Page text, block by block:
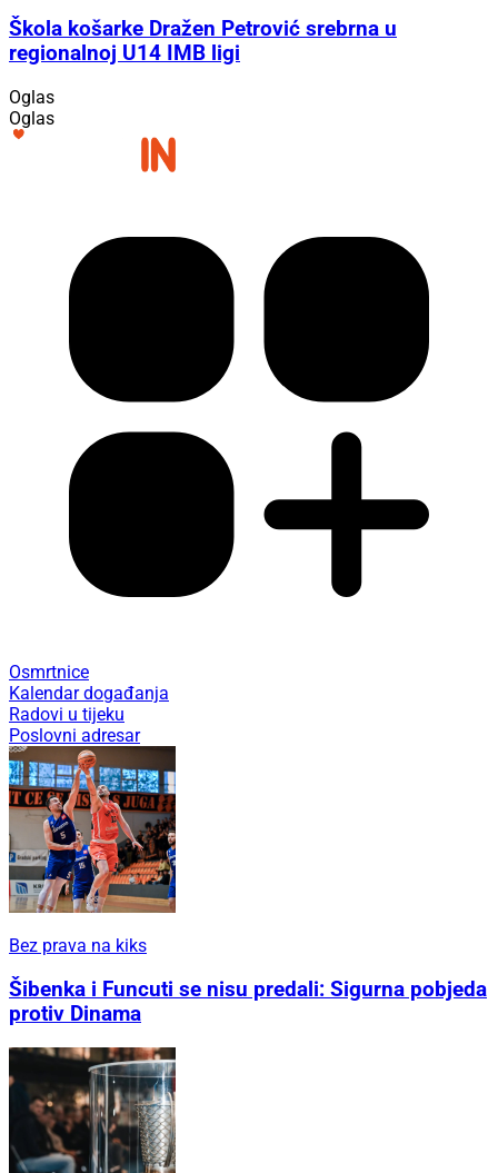
Škola košarke Dražen Petrović srebrna u
regionalnoj U14 IMB ligi
Oglas
Oglas
Osmrtnice
Kalendar događanja
Radovi u tijeku
Poslovni adresar
Bez prava na kiks
Šibenka i Funcuti se nisu predali: Sigurna pobjeda
protiv Dinama